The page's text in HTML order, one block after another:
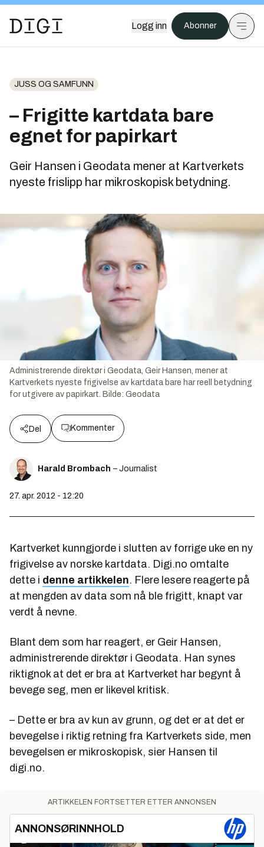
Logg inn Abonner
JUSS OG SAMFUNN
– Frigitte kartdata bare
egnet for papirkart
Geir Hansen i Geodata mener at Kartverkets
nyeste frislipp har mikroskopisk betydning.
Administrerende direktør i Geodata, Geir Hansen, mener at
Kartverkets nyeste frigivelse av kartdata bare har reell betydning
for utgivere av papirkart. Bilde: Geodata
Del Kommenter
Harald Brombach – Journalist
27. apr. 2012 - 12:20
Kartverket kunngjorde i slutten av forrige uke en ny
frigivelse av norske kartdata. Digi.no omtalte
dette i denne artikkelen. Flere lesere reagerte på
at mengden av data som nå ble frigitt, knapt var
verdt å nevne.
Blant dem som har reagert, er Geir Hansen,
administrerende direktør i Geodata. Han synes
riktignok at det er bra at Kartverket har begynt å
bevege seg, men er likevel kritisk.
– Dette er bra av kun av grunn, og det er at det er
bevegelse i riktig retning fra Kartverkets side, men
bevegelsen er mikroskopisk, sier Hansen til
digi.no.
ARTIKKELEN FORTSETTER ETTER ANNONSEN
ANNONSØRINNHOLD